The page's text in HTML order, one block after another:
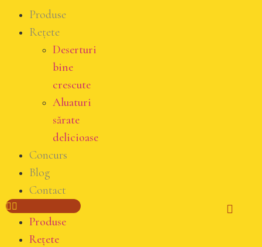
Produse
Rețete
Deserturi
bine
crescute
Aluaturi
sărate
delicioase
Concurs
Blog
Contact
Produse
Rețete